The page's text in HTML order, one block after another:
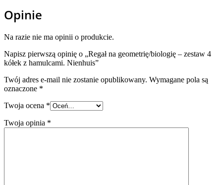
Opinie
Na razie nie ma opinii o produkcie.
Napisz pierwszą opinię o „Regał na geometrię/biologię – zestaw 4
kółek z hamulcami. Nienhuis”
Twój adres e-mail nie zostanie opublikowany. Wymagane pola są
oznaczone *
Twoja ocena *
Twoja opinia *